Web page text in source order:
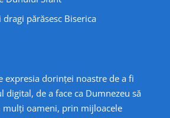
dragi părăsesc Biserica
expresia dorinței noastre de a fi
digital, de a face ca Dumnezeu să
mulți oameni, prin mijloacele